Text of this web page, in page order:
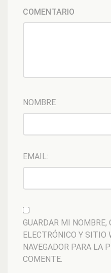
COMENTARIO
NOMBRE
EMAIL:
GUARDAR MI NOMBRE,
ELECTRÓNICO Y SITIO
NAVEGADOR PARA LA
COMENTE.